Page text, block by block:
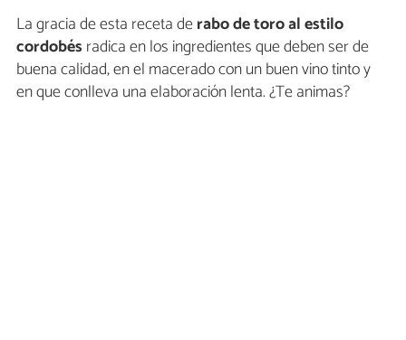
La gracia de esta receta derabo de toro al estilo
cordobés radica en los ingredientes que deben ser de
buena calidad, en el macerado con un buen vino tinto y
en que conlleva una elaboración lenta. ¿Te animas?